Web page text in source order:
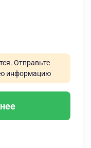
Отправьте
информацию